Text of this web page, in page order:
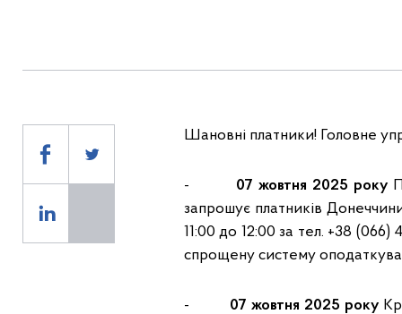
Шановні платники! Головне
- 07 жовтня 2025 року
запрошує платників
11:00 до 12:00 за тел. +38
спрощену систему
- 07 жовтня 2025 року